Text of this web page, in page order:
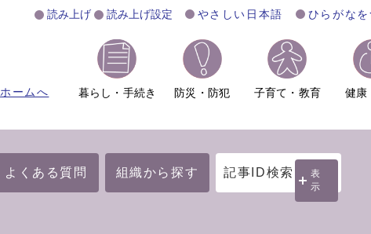
読み上げ 読み上げ設定 やさしい日本語 ひらがなを
ホームへ 暮らし・手続き 防災・防犯 子育て・教育 健康
よくある質問 組織から探す 記事ID検索
表
示